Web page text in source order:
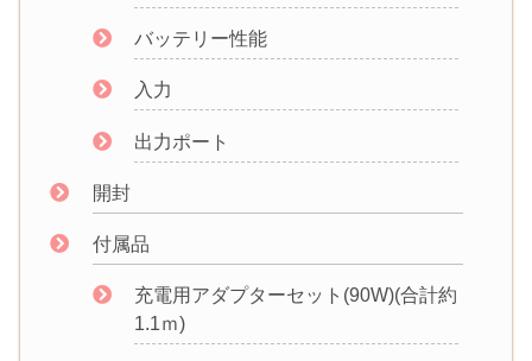
バッテリー性能
入力
出力ポート
開封
付属品
充電用アダプターセット(90W)(合計約
1.1ｍ)